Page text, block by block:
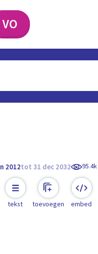
VO
2012tot 31 dec 2032 95.4k
tekst toevoegen embed